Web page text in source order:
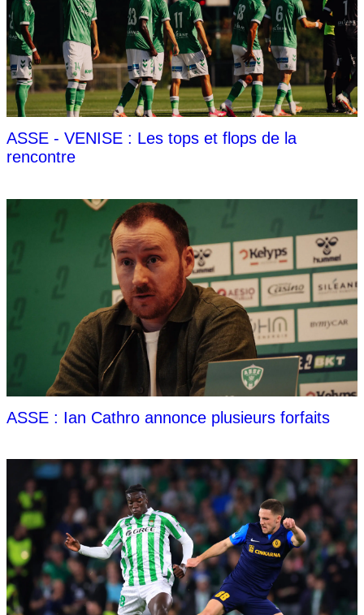
ASSE - VENISE : Les tops et flops de la
rencontre
ASSE : Ian Cathro annonce plusieurs forfaits